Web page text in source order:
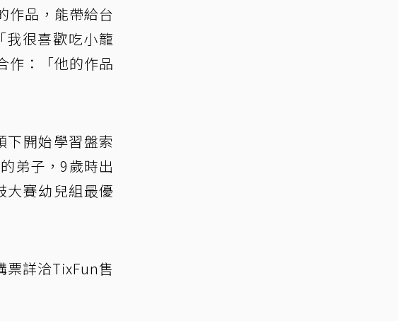
作品，能帶給台
很喜歡吃小籠
作：「他的作品
開始學習盤索
弟子，9歲時出
大賽幼兒組最優
票詳洽TixFun售